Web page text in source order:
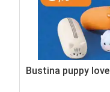
Bustina puppy love